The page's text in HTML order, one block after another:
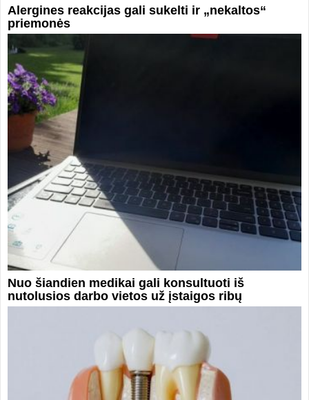
Alergines reakcijas gali sukelti ir „nekaltos“
priemonės
Nuo šiandien medikai gali konsultuoti iš
nutolusios darbo vietos už įstaigos ribų